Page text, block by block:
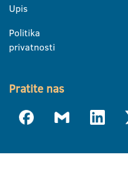
Upis
Politika
privatnosti
Pratite nas